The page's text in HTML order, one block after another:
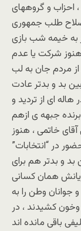
، احزاب و گروههای
طلب جمهوری
به خيمه شب بازی
هنوز شرکت يا عدم
مردم جان به لب
بين بد و بدتر عادت
هاله ای از ترديد و
برنده جبهه ی ازهم
خاتمی ، هنوز
در “انتخابات”
بد و بدتر هم برای
همان کسانی
دزديدند و جوانان وطن را به
کشيدند ، در